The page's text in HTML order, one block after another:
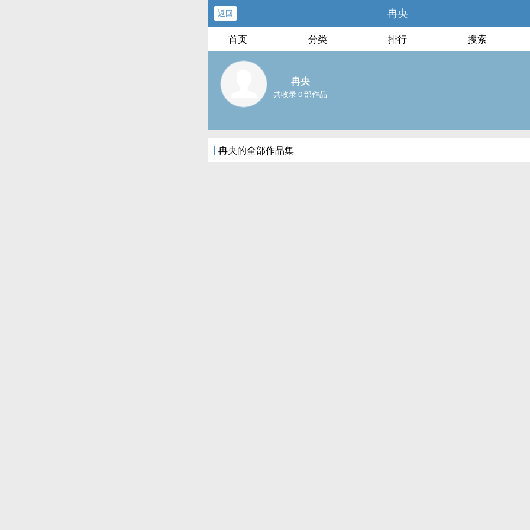
返回 冉央
首页 分类 排行 搜索
冉央
共收录 0 部作品
冉央的全部作品集